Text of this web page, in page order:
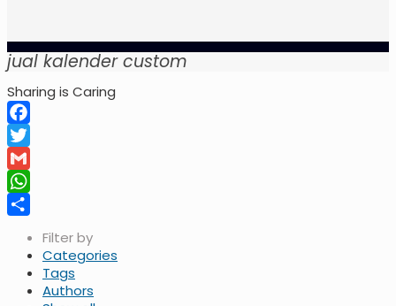
jual kalender custom
Sharing is Caring
Facebook
Twitter
Gmail
WhatsApp
Filter by
Categories
Tags
Authors